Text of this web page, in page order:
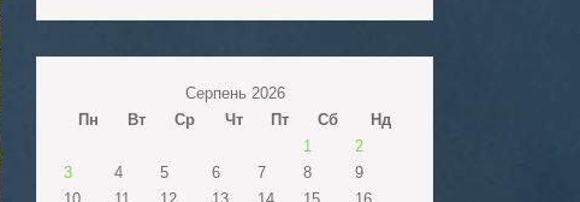
Серпень 2026
Пн
Вт Ср Чт Пт Сб
Нд
1
2
3
4 5 6 7 8
9